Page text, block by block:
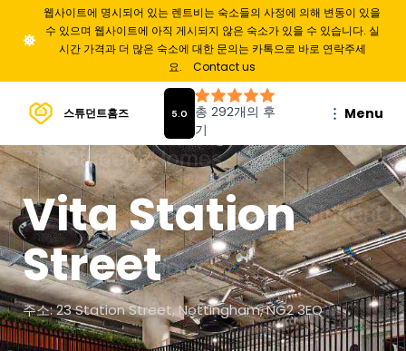
웹사이트에 명시되어 있는 렌트비는 숙소들의 사정에 의해 변동이 있을
수 있으며 웹사이트에 아직 게시되지 않은 숙소가 있을 수 있습니다. 실
시간 가격과 더 많은 숙소에 대한 문의는 카톡으로 바로 연락주세
요.
Contact us
스튜던트홈즈 Menu
Vita Station
Street
주소: 23 Station Street, Nottingham, NG2 3EQ